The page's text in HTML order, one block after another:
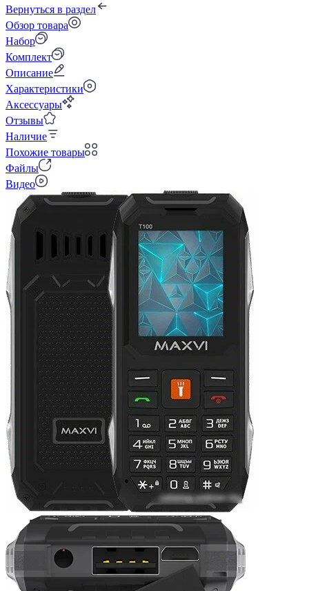
Вернуться в раздел
Обзор товара
Набор
Комплект
Описание
Характеристики
Аксессуары
Отзывы
Наличие
Похожие товары
Файлы
Видео